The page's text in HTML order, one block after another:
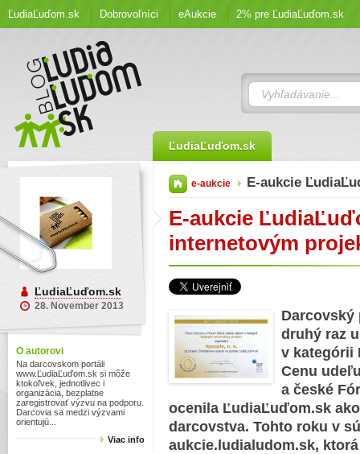
ĽudiaĽuďom.sk Dobrovoľníci eAukcie 2% pre ĽudiaĽuďom.sk
ĽudiaĽuďom.sk
ĽudiaĽuďom.sk
28. November 2013
O autorovi
Na darcovskom portáli
www.ĽudiaĽuďom.sk si môže
ktokoľvek, jednotlivec i
organizácia, bezplatne
zaregistrovať výzvu na podporu.
Darcovia sa medzi výzvami
orientujú...
Viac info
e-aukcie E-aukcie
E-aukcie
internetovým
Darcovský
druhý raz
v kategórii
Cenu
a české
ocenila ĽudiaĽuďom.sk
darcovstva. Tohto roku v
aukcie.ludialudom.sk,